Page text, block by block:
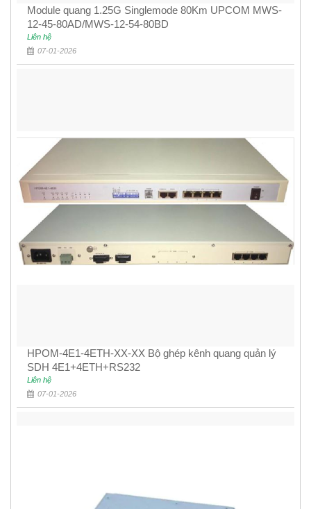
Module quang 1.25G Singlemode 80Km UPCOM MWS-
12-45-80AD/MWS-12-54-80BD
Liên hệ
07-01-2026
HPOM-4E1-4ETH-XX-XX Bộ ghép kênh quang quản lý
SDH 4E1+4ETH+RS232
Liên hệ
07-01-2026